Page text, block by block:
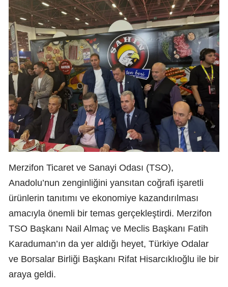
Merzifon Ticaret ve Sanayi Odası (TSO),
Anadolu’nun zenginliğini yansıtan coğrafi işaretli
ürünlerin tanıtımı ve ekonomiye kazandırılması
amacıyla önemli bir temas gerçekleştirdi. Merzifon
TSO Başkanı Nail Almaç ve Meclis Başkanı Fatih
Karaduman’ın da yer aldığı heyet, Türkiye Odalar
ve Borsalar Birliği Başkanı Rifat Hisarcıklıoğlu ile bir
araya geldi.